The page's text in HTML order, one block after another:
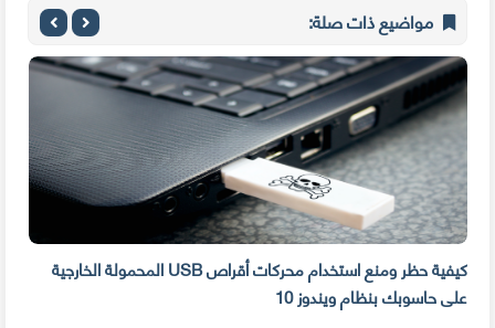
مواضيع ذات صلة:
كيفية حظر ومنع استخدام محركات أقراص USB المحمولة الخارجية
على حاسوبك بنظام ويندوز 10